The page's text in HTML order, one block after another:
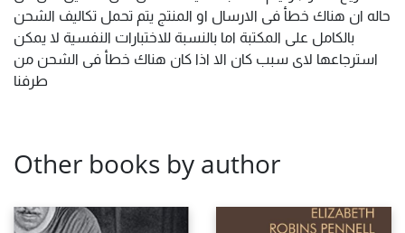
حاله ان هناك خطأ فى الارسال او المنتج يتم تحمل تكاليف الشحن
بالكامل على المكتبة اما بالنسبة للاختبارات النفسية لا يمكن
استرجاعها لاى سبب كان الا اذا كان هناك خطأ فى الشحن من
طرفنا
Other books by author